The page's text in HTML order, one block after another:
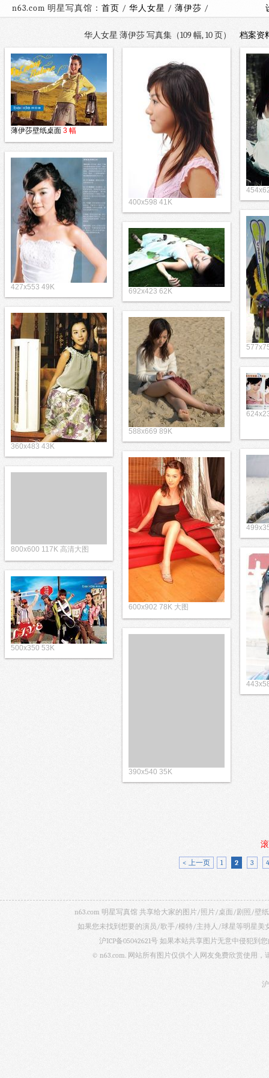
n63.com 明星写真馆： 首页 / 华人女星 / 薄伊莎 /
华人女星 薄伊莎 写真集（109 幅, 10 页） 档案资
薄伊莎壁纸桌面 3 幅
400x598 41K
427x553 49K 692x423 62K
360x483 43K
588x669 89K
600x902 78K 大图
800x600 117K 高清大图
500x350 53K
390x540 35K
< 上一页 1 2 3 4
n63.com 明星写真馆 共享给大家的图片/照片/桌面/剧照/壁
如果您未找到想要的演员/歌手/模特/主持人/球星等明星美
沪ICP备05042621号 如果本站共享图片无意中侵犯到
© n63.com. 网站所有图片仅供个人网友免费欣赏使用